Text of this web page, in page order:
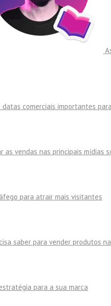
comerciais importantes
as vendas nas principais mídias
para atrair mais visitantes
saber para vender produtos
para a sua marca